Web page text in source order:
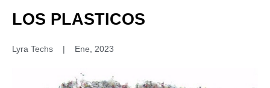
LOS PLASTICOS
Lyra Techs Ene, 2023